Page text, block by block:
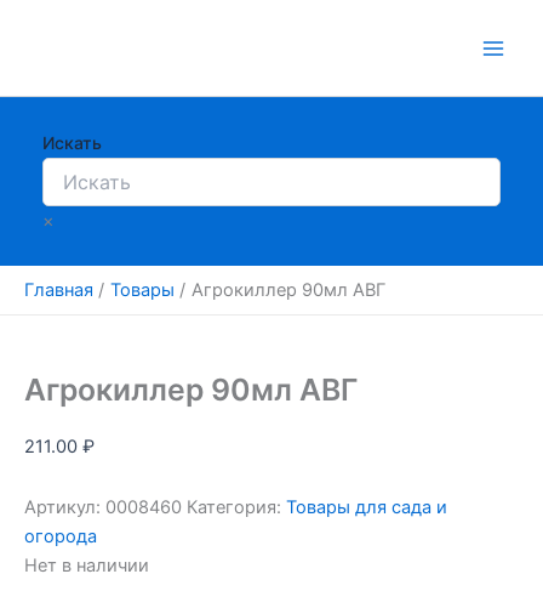
Искать
×
Главная Товары Агрокиллер 90мл АВГ
Агрокиллер 90мл АВГ
211.00 ₽
Артикул: 0008460 Категория: Товары для сада и
огорода
Нет в наличии